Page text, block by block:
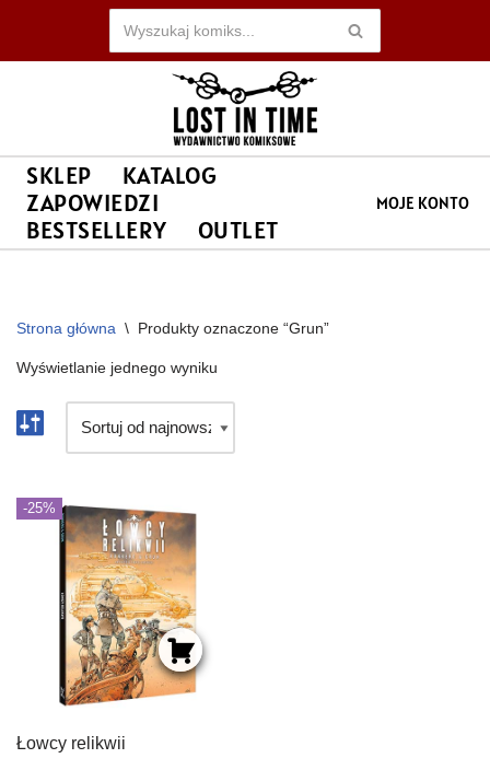
Przejdź
SKLEP
KATALOG
ZAPOWIEDZI
BESTSELLERY
OUTLET
MOJE KONTO
Strona główna \ Produkty oznaczone “Grun”
Wyświetlanie jednego wyniku
-25%
Łowcy relikwii